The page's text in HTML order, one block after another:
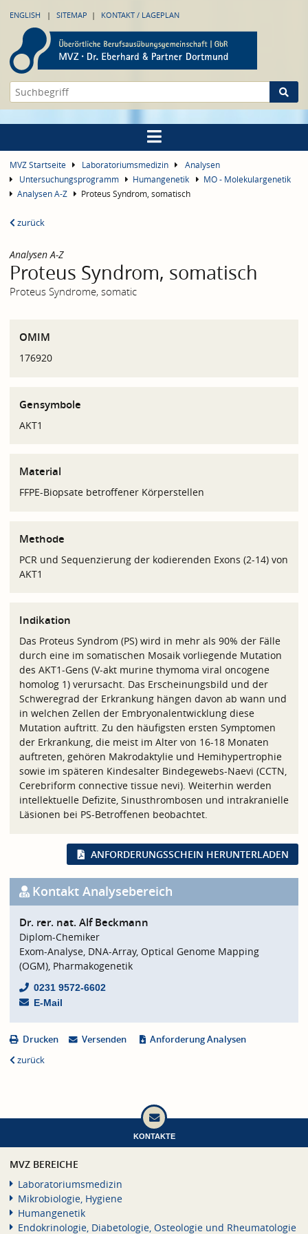
ENGLISH SITEMAP KONTAKT / LAGEPLAN
MVZ Startseite Laboratoriumsmedizin
Analysen
Untersuchungsprogramm
Humangenetik
MO - Molekulargenetik
Analysen A-Z
Proteus Syndrom, somatisch
zurück
Analysen A-Z
Proteus Syndrom, somatisch
Proteus Syndrome, somatic
OMIM
176920
Gensymbole
AKT1
Material
FFPE-Biopsate betroffener Körperstellen
Methode
PCR und Sequenzierung der kodierenden Exons (2-14) von
AKT1
Indikation
Das Proteus Syndrom (PS) wird in mehr als 90% der Fälle
durch eine im somatischen Mosaik vorliegende Mutation
des AKT1-Gens (V-akt murine thymoma viral oncogene
homolog 1) verursacht. Das Erscheinungsbild und der
Schweregrad der Erkrankung hängen davon ab wann und
in welchen Zellen der Embryonalentwicklung diese
Mutation auftritt. Zu den häufigsten ersten Symptomen
der Erkrankung, die meist im Alter von 16-18 Monaten
auftreten, gehören Makrodaktylie und Hemihypertrophie
sowie im späteren Kindesalter Bindegewebs-Naevi (CCTN,
Cerebriform connective tissue nevi). Weiterhin werden
intellektuelle Defizite, Sinusthrombosen und intrakranielle
Läsionen bei PS-Betroffenen beobachtet.
ANFORDERUNGSSCHEIN HERUNTERLADEN
Kontakt Analysebereich
Dr. rer. nat. Alf Beckmann
Diplom-Chemiker
Exom-Analyse, DNA-Array, Optical Genome Mapping
(OGM), Pharmakogenetik
0231 9572-6602
E-Mail
Drucken Versenden
Anforderung Analysen
zurück
KONTAKTE
MVZ BEREICHE
Laboratoriumsmedizin
Mikrobiologie, Hygiene
Humangenetik
Endokrinologie, Diabetologie, Osteologie und Rheumatologie